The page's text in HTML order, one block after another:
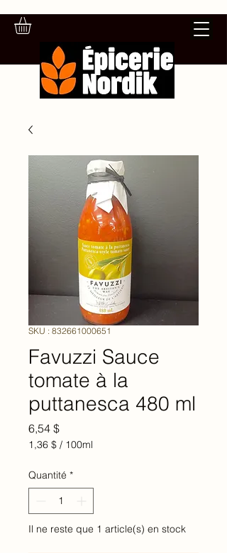
SKU : 832661000651
Favuzzi Sauce
tomate à la
puttanesca 480 ml
6,54 $Prix
1,36 $ / 100ml
pour
100
Millilitres
Quantité *
Il ne reste que 1 article(s) en stock